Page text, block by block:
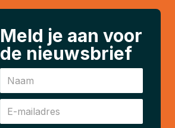
Meld je aan voor
de nieuwsbrief